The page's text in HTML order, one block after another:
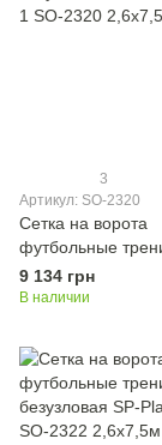
3
Артикул: SO-2320
Сетка на ворота
футбольные
безузловая SP-
1 SO-2320
9 134 грн
В наличии